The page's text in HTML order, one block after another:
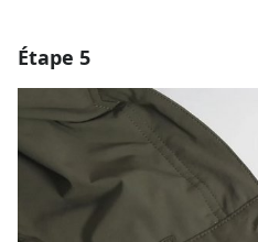
Ajouter un commentaire
Annuler
Étape 5